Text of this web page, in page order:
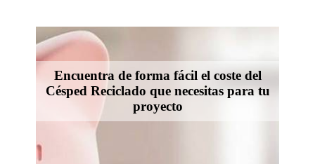
Encuentra de forma fácil el coste del
Césped Reciclado que necesitas para tu
proyecto